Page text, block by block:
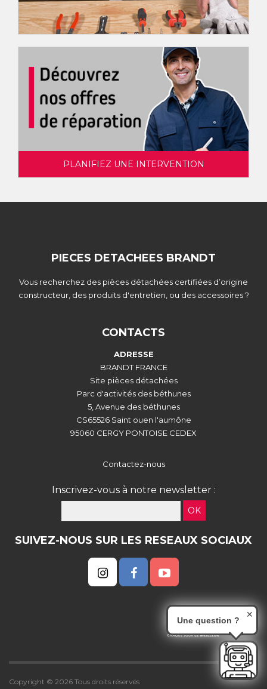
PLANIFIEZ UNE INTERVENTION
PIECES DETACHEES BRANDT
Vous recherchez des pièces détachées certifiées d’origine
constructeur, des produits d'entretien, ou des accessoires ?
CONTACTS
ADRESSE
BRANDT FRANCE
Site pièces détachées
Parc d'activités des béthunes
5, Avenue des béthunes
CS65526 Saint ouen l'aumône
95060 CERGY PONTOISE CEDEX
Contactez-nous
Inscrivez-vous à notre newsletter :
OK
SUIVEZ-NOUS SUR LES RESEAUX SOCIAUX
Copyright © 2026 Tous droits réservés
Une question ?
✕